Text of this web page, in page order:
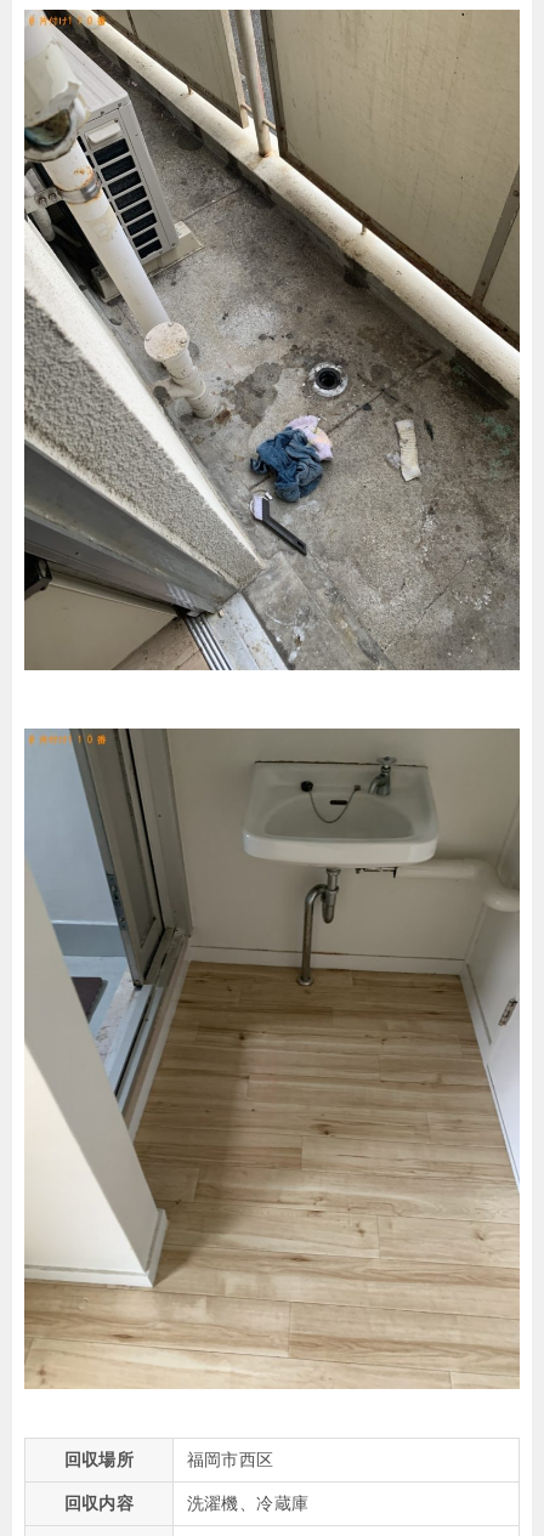
回収場所 福岡市西区
回収内容 洗濯機、冷蔵庫